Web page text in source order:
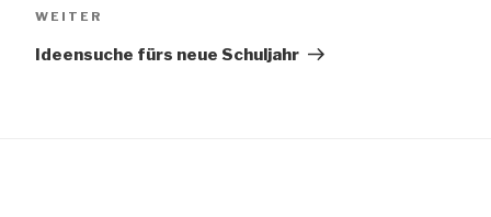
Nächster
WEITER
Ideensuche fürs neue Schuljahr